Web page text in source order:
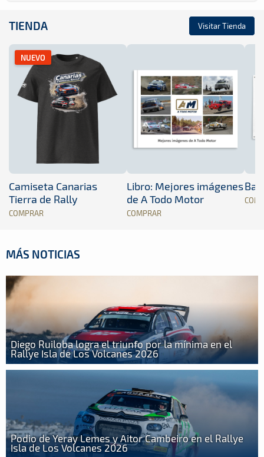
TIENDA Visitar Tienda
NUEVO
Camiseta Canarias
Tierra de Rally
COMPRAR
Libro: Mejores imágenes
de A Todo Motor
COMPRAR
MÁS NOTICIAS
Diego Ruiloba logra el triunfo por la mínima en el
Rallye Isla de Los Volcanes 2026
Podio de Yeray Lemes y Aitor Cambeiro en el Rallye
Isla de Los Volcanes 2026